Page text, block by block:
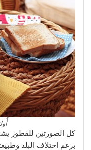
كل الصورتين للفطور
برغم اختلاف البلد